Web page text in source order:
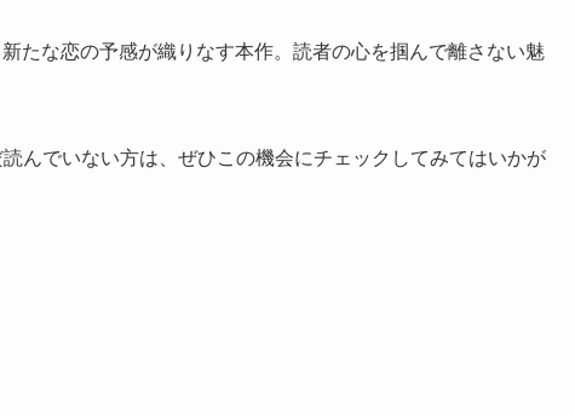
たな恋の予感が織りなす本作。読者の心を掴んで離さない魅
んでいない方は、ぜひこの機会にチェックしてみてはいかが